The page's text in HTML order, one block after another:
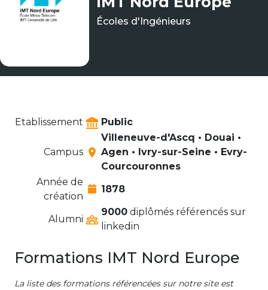
Écoles d'Ingénieurs
Etablissement Public
Campus
Villeneuve-d'Ascq • Douai •
Agen • Ivry-sur-Seine • Evry-
Courcouronnes
Année de
création
1878
Alumni
9000 diplômés référencés sur
linkedin
Formations IMT Nord Europe
La liste des formations référencées sur notre site est